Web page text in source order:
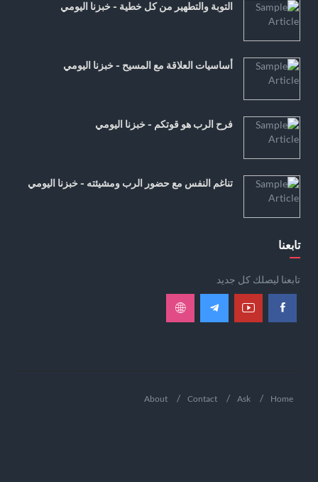
التوبة والتطهير من كل خطية - خبزنا اليومي
أساسيات العلاقة مع المسيح - خبزنا اليومي
فرح الرب هو قوتكم - خبزنا اليومي
تناغم النفس مع حضور الرب ومشيئته - خبزنا اليومي
تابعنا
تابعنا ليصلك كل جديد
Home
Ask
Contact
About